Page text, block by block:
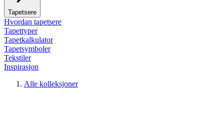
Tapetsere
Hvordan tapetsere
Tapettyper
Tapetkalkulator
Tapetsymboler
Tekstiler
Inspirasjon
Alle kolleksjoner